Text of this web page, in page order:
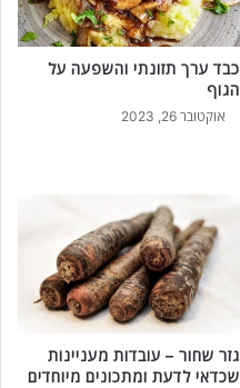
כבד ערך תזונתי והשפעה על
הגוף
אוקטובר 26, 2023
גזר שחור – עובדות מעניינות
שכדאי לדעת ומתכונים מיוחדים